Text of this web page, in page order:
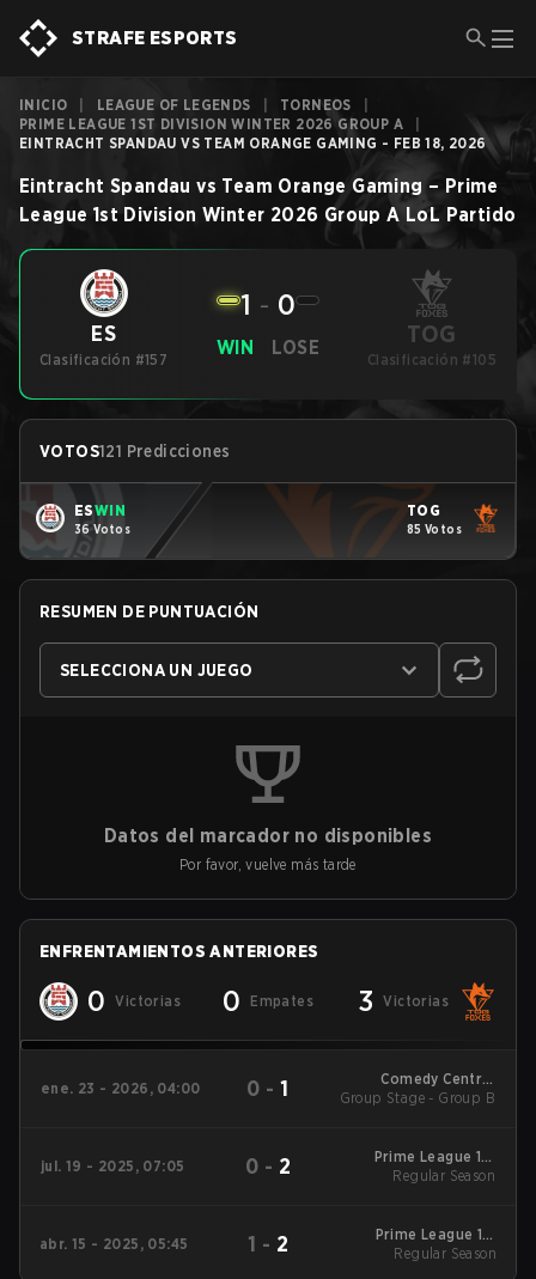
STRAFE ESPORTS
INICIO LEAGUE OF LEGENDS TORNEOS
PRIME LEAGUE 1ST DIVISION WINTER 2026 GROUP A
EINTRACHT SPANDAU VS TEAM ORANGE GAMING - FEB 18, 2026
Eintracht Spandau vs Team Orange Gaming – Prime
League 1st Division Winter 2026 Group A LoL Partido
ES
Clasificación #157
WIN
1 - 0
LOSE TOG
Clasificación #105
VOTOS121 Predicciones
ESWIN
36 Votos
TOG
85 Votos
RESUMEN DE PUNTUACIÓN
SELECCIONA UN JUEGO
Datos del marcador no disponibles
Por favor, vuelve más tarde
ENFRENTAMIENTOS ANTERIORES
0 Victorias 0 Empates 3 Victorias
ene. 23 - 2026, 04:00 0 -1
Comedy Central
Winter Snowdown -
2026
Group Stage - Group B
jul. 19 - 2025, 07:05 0 - 2
Prime League 1st
Division Summer
Regular Season
abr. 15 - 2025, 05:45 1 - 2
Prime League 1st
Division Spring 2025
Regular Season